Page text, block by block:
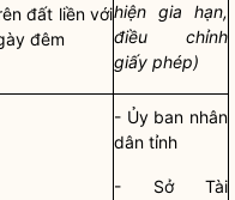
đất liền với
đêm
hiện gia hạn,
điều chỉnh
giấy phép)
- Ủy ban nhân
dân tỉnh
- Sở Tài